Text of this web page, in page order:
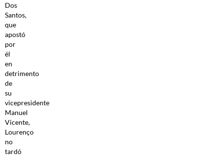
Dos
Santos,
que
apostó
por
él
en
detrimento
de
su
vicepresidente
Manuel
Vicente,
Lourenço
no
tardó